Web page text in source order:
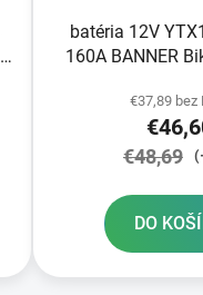
batéria 12V
160A BANNER
€37,89 bez
€48,69
DO